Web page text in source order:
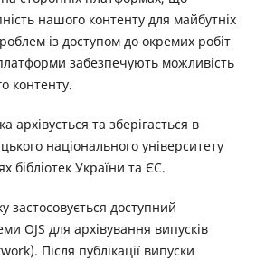
нашого контенту для майбутніх
із доступом до окремих робіт
забезпечують можливість
контенту.
архівується та зберігається в
національного університету
бібліотек України та ЄС.
застосовується доступний
OJS для архівування випусків
Після публікації випуски